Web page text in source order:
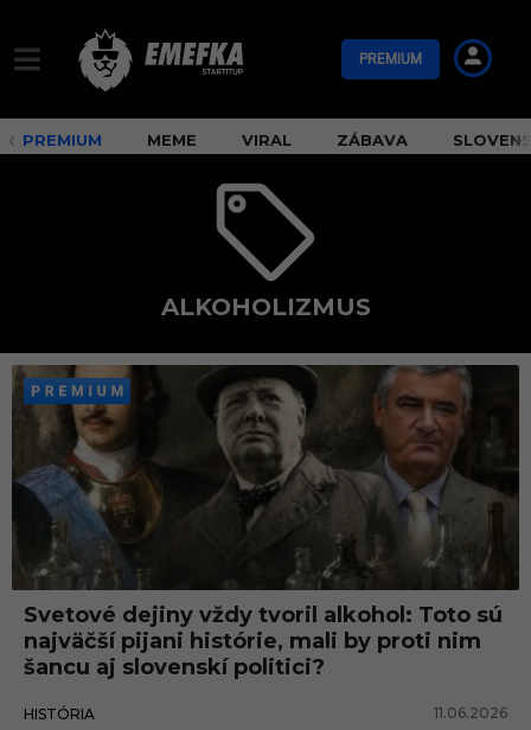
PREMIUM
PREMIUM MEME VIRAL ZÁBAVA
ALKOHOLIZMUS
a
o
h
o
l
z
m
Svetové dejiny vždy tvoril alkohol: Toto sú
najväčší pijani histórie, mali by proti nim
šancu aj slovenskí politici?
HISTÓRIA 11.06.2026